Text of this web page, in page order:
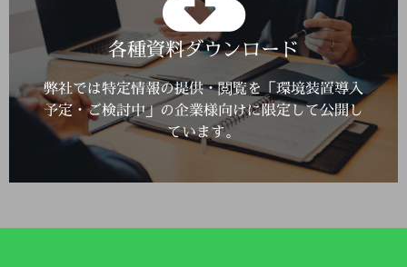
各種資料ダウンロード
弊社では特定情報の提供・閲覧を「環境装置導入
予定・ご検討中」の企業様向けに限定して公開し
ています。
詳しくはこちら
Click Here